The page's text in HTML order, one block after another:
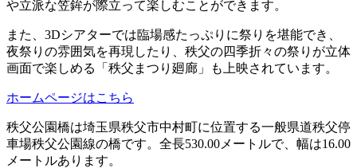
や立派な笠鉾が際立って楽しむことができます。
また、3Dシアターでは臨場感たっぷりに祭りを堪能でき、
夜祭りの雰囲気を再現したり、秩父の四季折々の祭りが立体
画面で楽しめる「秩父まつり廻廊」も上映されています。
ホームページはこちら
秩父公園橋は埼玉県秩父市中村町に位置する一般県道秩父停
車場秩父公園線の橋です。全長530.00メートルで、幅は16.00
メートルあります。